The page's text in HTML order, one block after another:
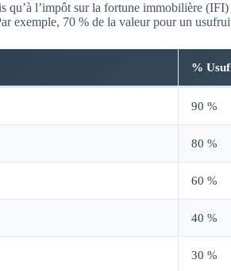
qu’à l’impôt sur la fortune immobilière
exemple, 70 % de la valeur pour un
%
90 %
80 %
60 %
40 %
30 %